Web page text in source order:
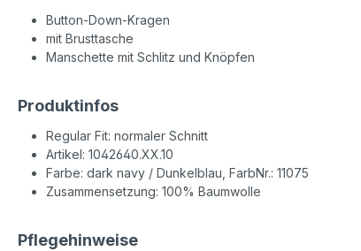
Button-Down-Kragen
mit Brusttasche
Manschette mit Schlitz und Knöpfen
Produktinfos
Regular Fit: normaler Schnitt
Artikel: 1042640.XX.10
Farbe: dark navy / Dunkelblau, FarbNr.: 11075
Zusammensetzung: 100% Baumwolle
Pflegehinweise